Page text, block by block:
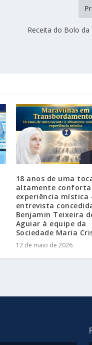
Receita do Bolo da
18 anos de uma
altamente
experiência mística
entrevista
Benjamin Teixeira
Aguiar à equipe da
Sociedade Maria
12 de maio de 2026